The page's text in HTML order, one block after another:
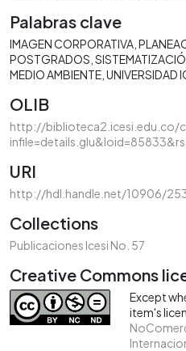
Palabras clave
IMAGEN CORPORATIVA
POSTGRADOS
MEDIO AMBIENTE UNIVERSIDAD
OLIB
http://biblioteca2.icesi.edu.co/
URI
http://hdl.handle.net/10906/
Collections
Publicaciones Icesi No. 57
Creative Commons
Except
item's